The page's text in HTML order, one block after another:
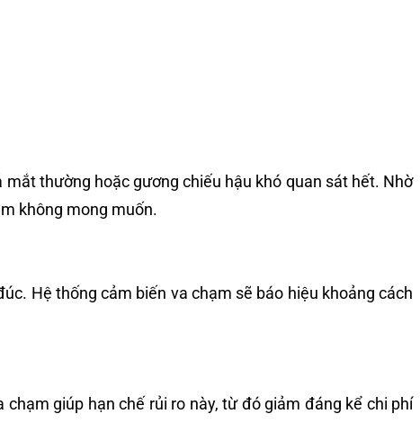
thường hoặc gương chiếu hậu khó quan sát hết. Nhờ
không mong muốn.
Hệ thống cảm biến va chạm sẽ báo hiệu khoảng cách
giúp hạn chế rủi ro này, từ đó giảm đáng kể chi phí